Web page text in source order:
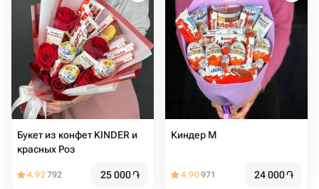
Букет из конфет KINDER и
красных Роз
4.92792 25 000֏
Киндер М
4.90971 24 000֏